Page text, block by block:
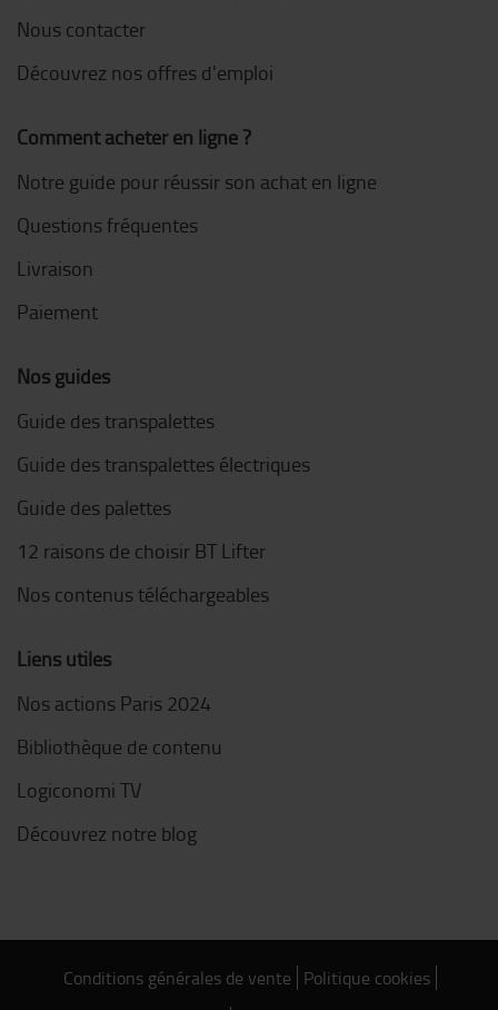
Nous contacter
Découvrez nos offres d'emploi
Comment acheter en ligne ?
Notre guide pour réussir son achat en ligne
Questions fréquentes
Livraison
Paiement
Nos guides
Guide des transpalettes
Guide des transpalettes électriques
Guide des palettes
12 raisons de choisir BT Lifter
Nos contenus téléchargeables
Liens utiles
Nos actions Paris 2024
Bibliothèque de contenu
Logiconomi TV
Découvrez notre blog
Conditions générales de vente Politique cookies